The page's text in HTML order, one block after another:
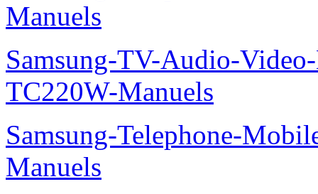
Manuels
Samsung-TV-Audio-
TC220W-Manuels
Samsung-Telephone-
Manuels